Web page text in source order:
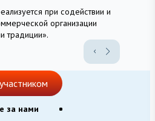
при содействии и
организации
традиции».
за нами